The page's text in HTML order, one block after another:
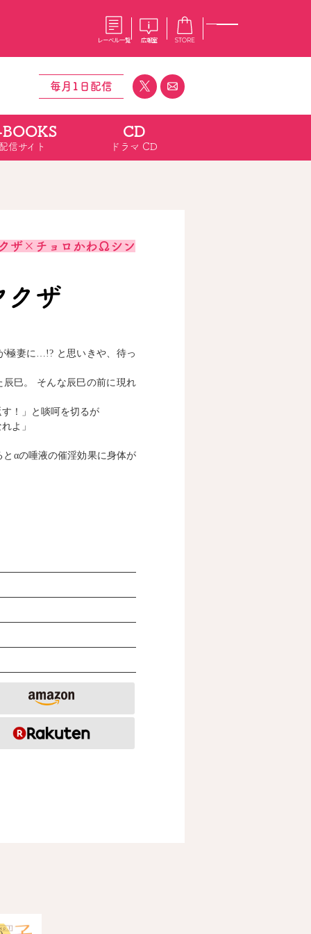
レーベル一覧 広報室 STORE
室
採用情報
毎月1日配信
信サイト
CD
ドラマ CD
ザ×チョロかわΩシン
クザ
極妻に…!? と思いきや、待っ
巳。 そんな辰巳の前に現れ
！」と啖呵を切るが
よ」
αの唾液の催淫効果に身体が